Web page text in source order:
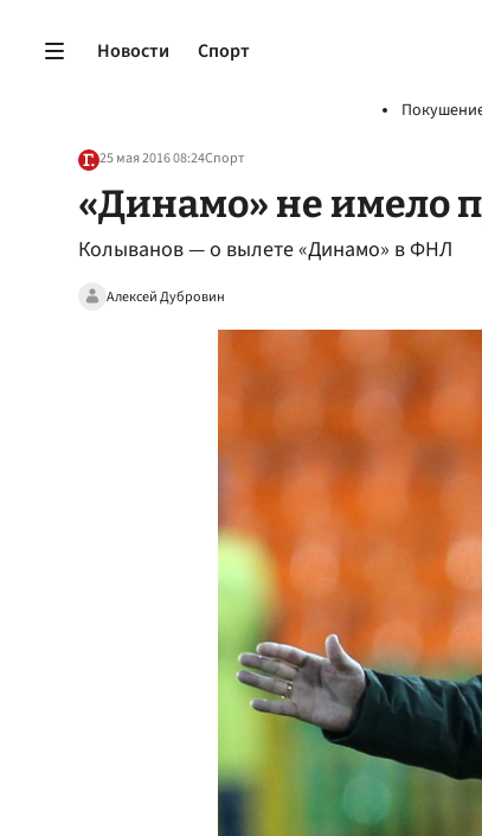
Новости Спорт
25 мая 2016 08:24Спорт
«Динамо» не имело
Колыванов — о вылете «Динамо» в ФНЛ
Алексей Дубровин